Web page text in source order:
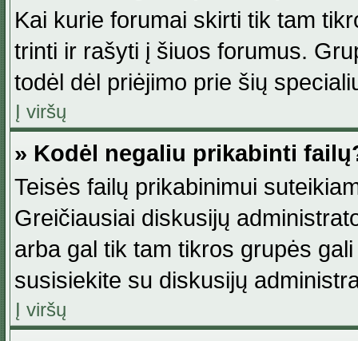
Kai kurie forumai skirti tik tam
trinti ir rašyti į šiuos forumus.
todėl dėl priėjimo prie šių
Į viršų
» Kodėl negaliu prikabinti
Teisės failų prikabinimui
Greičiausiai diskusijų
arba gal tik tam tikros grupės
susisiekite su diskusijų
Į viršų